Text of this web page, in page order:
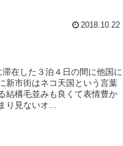
2018.10.22
在した３泊４日の間に他国に
新市街はネコ天国という言葉
結構毛並みも良くて表情豊か
り見ないオ...